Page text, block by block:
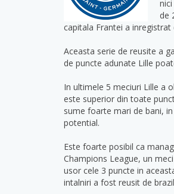
de
capitala Frantei a
Aceasta serie de reusite a
de puncte adunate Lille
In ultimele 5 meciuri Lille a
este superior din toate
sume foarte mari de bani,
potential.
Este foarte posibil ca
Champions League, un
usor cele 3 puncte in
intalniri a fost reusit de